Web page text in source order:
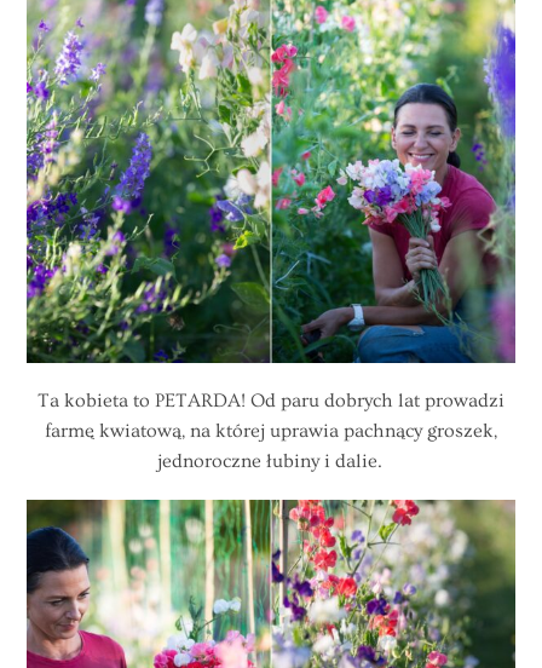
Ta kobieta to PETARDA! Od paru dobrych lat prowadzi
farmę kwiatową, na której uprawia pachnący groszek,
jednoroczne łubiny i dalie.